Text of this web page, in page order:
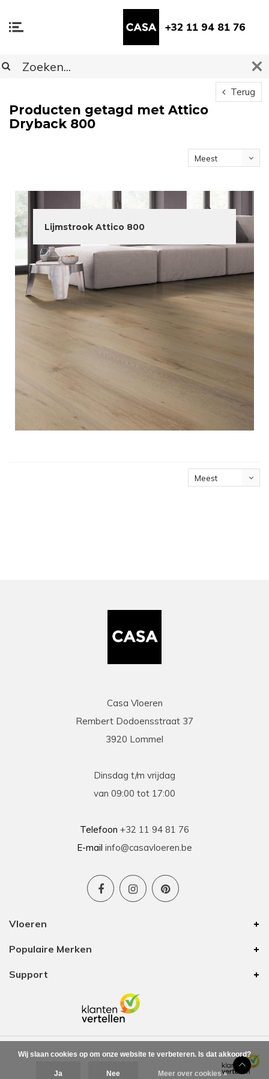
+32 11 94 81 76
Terug
Producten getagd met Attico
Dryback 800
Meest
Lijmstrook Attico 800
Meest
Casa Vloeren
Rembert Dodoensstraat 37
3920 Lommel
Dinsdag t/m vrijdag
van 09:00 tot 17:00
Telefoon +32 11 94 81 76
E-mail info@casavloeren.be
Vloeren
Populaire Merken
Support
Wij slaan cookies op om onze website te verbeteren. Is dat akkoord?
Ja Nee Meer over cookies »